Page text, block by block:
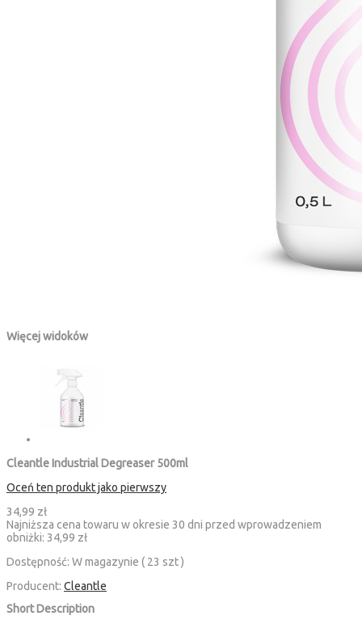
Więcej widoków
Cleantle Industrial Degreaser 500ml
Oceń ten produkt jako pierwszy
34,99 zł
Najniższa cena towaru w okresie 30 dni przed wprowadzeniem
obniżki: 34,99 zł
Dostępność: W magazynie ( 23 szt )
Producent: Cleantle
Short Description